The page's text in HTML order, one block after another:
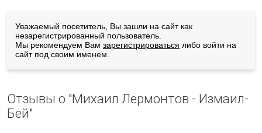
Уважаемый посетитель, Вы зашли на сайт как
незарегистрированный пользователь.
Мы рекомендуем Вам зарегистрироваться либо войти на
сайт под своим именем.
Отзывы о "Михаил Лермонтов - Измаил-
Бей"